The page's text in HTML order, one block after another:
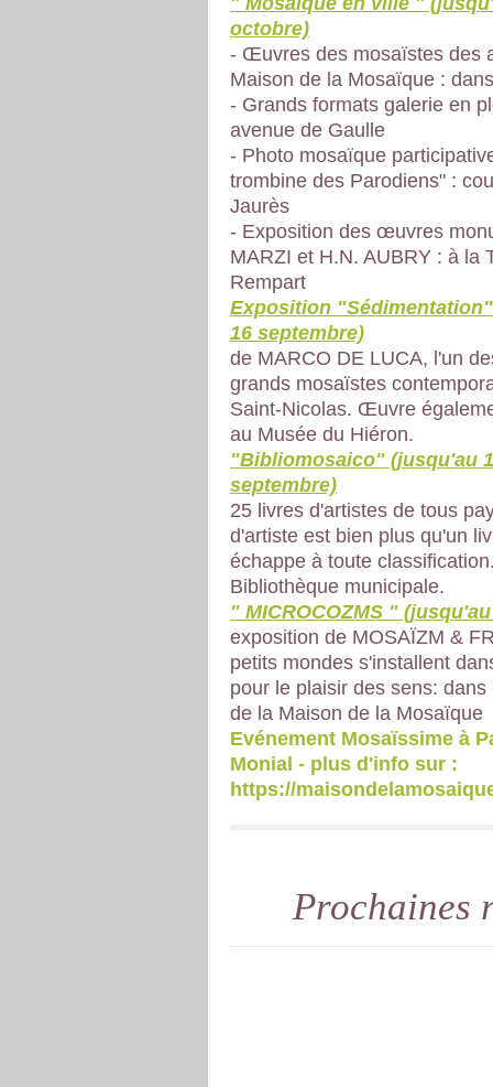
octobre)
- Œuvres des mosaïstes des
Maison de la Mosaïque :
- Grands formats galerie en
avenue de Gaulle
- Photo mosaïque
trombine des Parodiens" :
Jaurès
- Exposition des œuvres
MARZI et H.N. AUBRY : à la
Rempart
Exposition
16 septembre)
de MARCO DE LUCA, l'un
grands mosaïstes
Saint-Nicolas. Œuvre
au Musée du Hiéron.
"Bibliomosaico" (jusqu'au
septembre)
25 livres d'artistes de tous
d'artiste est bien plus qu'un
échappe à toute
Bibliothèque municipale.
" MICROCOZMS "
exposition de MOSAÏZM &
petits mondes s'installent
pour le plaisir des sens: dans
de la Maison de la Mosaïque
Evénement Mosaïssime à
Monial - plus d'info sur :
https://
Prochaines